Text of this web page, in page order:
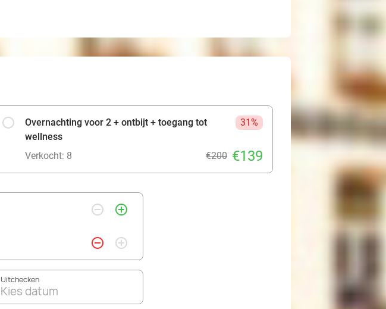
Overnachting voor 2 + ontbijt + toegang tot
wellness
31%
Verkocht: 8 €200 €139
remove_circle_outline add_circle_outline
remove_circle_outline add_circle_outline
Uitchecken
Kies datum